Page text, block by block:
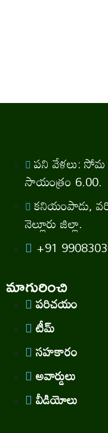
పని వేళలు:
సాయంత్రం 6.00.
కనియంపాడు,
నెల్లూరు జిల్లా.
+91
మాగురించి
పరిచయం
టీమ్
సహకారం
అవార్డులు
వీడియోలు